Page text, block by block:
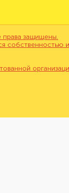
защищены.
собственностью